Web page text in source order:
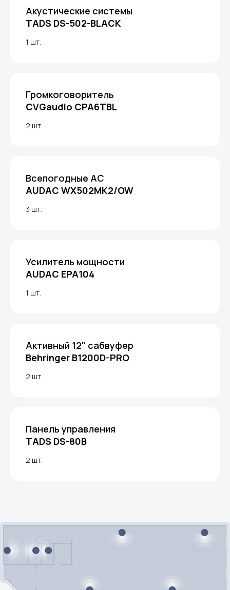
Акустические системы
TADS DS-502-BLACK
1 шт.
Громкоговоритель
CVGaudio CPA6TBL
2 шт.
Всепогодные АС
AUDAC WX502MK2/OW
3 шт.
Усилитель мощности
AUDAC EPA104
1 шт.
Активный 12" сабвуфер
Behringer B1200D-PRO
2 шт.
Панель управления
TADS DS-80B
2 шт.